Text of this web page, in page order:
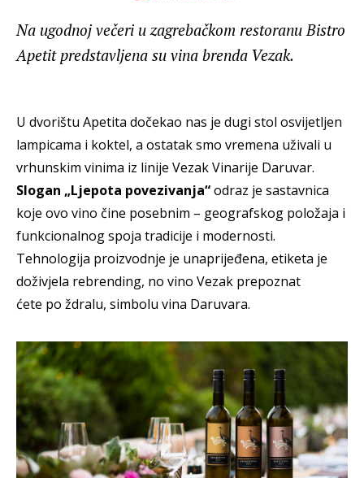
Na ugodnoj večeri u zagrebačkom restoranu Bistro
Apetit predstavljena su vina brenda Vezak.
U dvorištu Apetita dočekao nas je dugi stol osvijetljen
lampicama i koktel, a ostatak smo vremena uživali u
vrhunskim vinima iz linije Vezak Vinarije Daruvar.
Slogan „Ljepota povezivanja“odraz je sastavnica
koje ovo vino čine posebnim – geografskog položaja i
funkcionalnog spoja tradicije i modernosti.
Tehnologija proizvodnje je unaprijeđena, etiketa je
doživjela rebrending, no vino Vezak prepoznat
ćete po ždralu, simbolu vina Daruvara.